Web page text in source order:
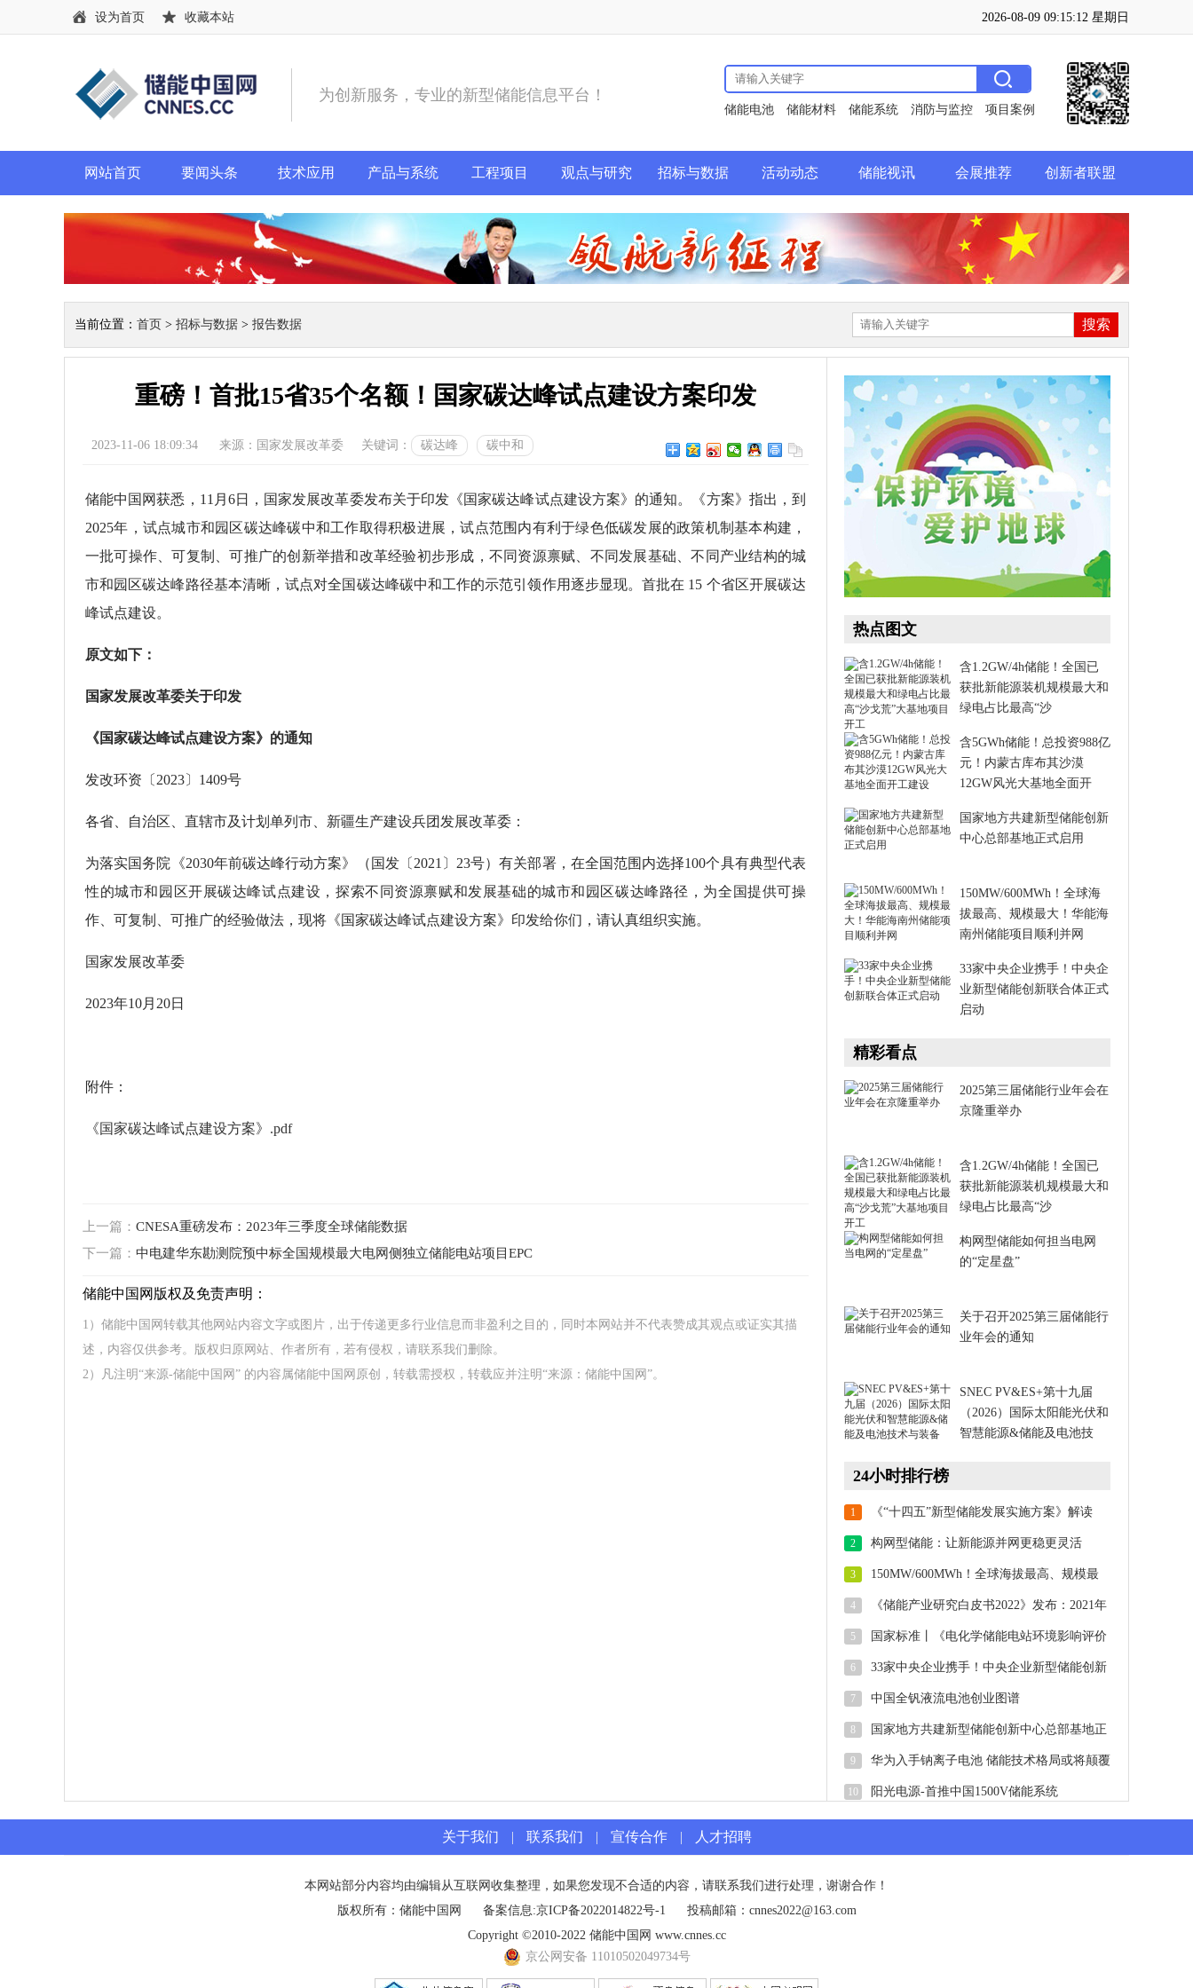
设为首页 收藏本站 2026-08-09 09:15:12 星期日
为创新服务，专业的新型储能信息平台！
储能电池 储能材料 储能系统 消防与监控 项目案例
网站首页 要闻头条 技术应用 产品与系统 工程项目 观点与研究 招标与数据 活动动态 储能视讯 会展推荐 创新者联盟
当前位置： 首页 > 招标与数据 > 报告数据
重磅！首批15省35个名额！国家碳达峰试点建设方案印发
2023-11-06 18:09:34 来源：国家发展改革委 关键词： 碳达峰 碳中和
储能中国网获悉，11月6日，国家发展改革委发布关于印发《国家碳达峰试点建设方案》的通知。《方案》指出，到
2025年，试点城市和园区碳达峰碳中和工作取得积极进展，试点范围内有利于绿色低碳发展的政策机制基本构建，
一批可操作、可复制、可推广的创新举措和改革经验初步形成，不同资源禀赋、不同发展基础、不同产业结构的城
市和园区碳达峰路径基本清晰，试点对全国碳达峰碳中和工作的示范引领作用逐步显现。首批在 15 个省区开展碳达
峰试点建设。
原文如下：
国家发展改革委关于印发
《国家碳达峰试点建设方案》的通知
发改环资〔2023〕1409号
各省、自治区、直辖市及计划单列市、新疆生产建设兵团发展改革委：
为落实国务院《2030年前碳达峰行动方案》（国发〔2021〕23号）有关部署，在全国范围内选择100个具有典型代表
性的城市和园区开展碳达峰试点建设，探索不同资源禀赋和发展基础的城市和园区碳达峰路径，为全国提供可操
作、可复制、可推广的经验做法，现将《国家碳达峰试点建设方案》印发给你们，请认真组织实施。
国家发展改革委
2023年10月20日
附件：
《国家碳达峰试点建设方案》.pdf
上一篇： CNESA重磅发布：2023年三季度全球储能数据
下一篇： 中电建华东勘测院预中标全国规模最大电网侧独立储能电站项目EPC
储能中国网版权及免责声明：
1）储能中国网转载其他网站内容文字或图片，出于传递更多行业信息而非盈利之目的，同时本网站并不代表赞成其观点或证实其描
述，内容仅供参考。版权归原网站、作者所有，若有侵权，请联系我们删除。
2）凡注明“来源-储能中国网” 的内容属储能中国网原创，转载需授权，转载应并注明“来源：储能中国网”。
热点图文
含1.2GW/4h储能！全国已
获批新能源装机规模最大和
绿电占比最高“沙
含5GWh储能！总投资988亿
元！内蒙古库布其沙漠
12GW风光大基地全面开
国家地方共建新型储能创新
中心总部基地正式启用
150MW/600MWh！全球海
拔最高、规模最大！华能海
南州储能项目顺利并网
33家中央企业携手！中央企
业新型储能创新联合体正式
启动
精彩看点
2025第三届储能行业年会在
京隆重举办
含1.2GW/4h储能！全国已
获批新能源装机规模最大和
绿电占比最高“沙
构网型储能如何担当电网
的“定星盘”
关于召开2025第三届储能行
业年会的通知
SNEC PV&ES+第十九届
（2026）国际太阳能光伏和
智慧能源&储能及电池技
24小时排行榜
1 《“十四五”新型储能发展实施方案》解读
2 构网型储能：让新能源并网更稳更灵活
3
150MW/600MWh！全球海拔最高、规模最
4
《储能产业研究白皮书2022》发布：2021年
5
国家标准丨《电化学储能电站环境影响评价
6
33家中央企业携手！中央企业新型储能创新
7 中国全钒液流电池创业图谱
8
国家地方共建新型储能创新中心总部基地正
9 华为入手钠离子电池 储能技术格局或将颠覆
10 阳光电源-首推中国1500V储能系统
关于我们 | 联系我们 | 宣传合作 | 人才招聘
本网站部分内容均由编辑从互联网收集整理，如果您发现不合适的内容，请联系我们进行处理，谢谢合作！
版权所有：储能中国网
备案信息:京ICP备2022014822号-1
投稿邮箱：cnnes2022@163.com
Copyright ©2010-2022 储能中国网 www.cnnes.cc
京公网安备 11010502049734号